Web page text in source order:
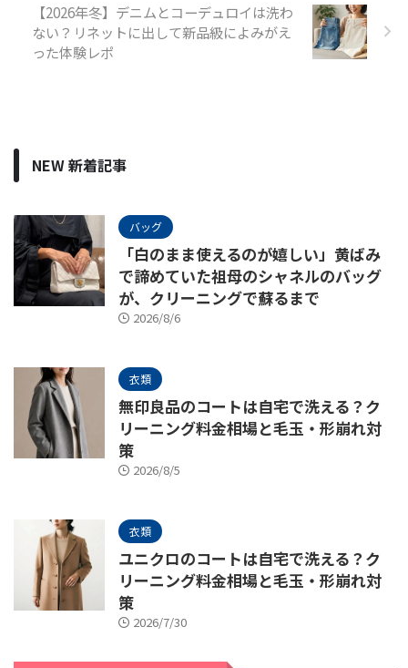
【2026年冬】デニムとコーデュロイは洗わ
ない？リネットに出して新品級によみがえ
った体験レポ
NEW 新着記事
バッグ
「白のまま使えるのが嬉しい」黄ばみ
で諦めていた祖母のシャネルのバッグ
が、クリーニングで蘇るまで
2026/8/6
衣類
無印良品のコートは自宅で洗える？ク
リーニング料金相場と毛玉・形崩れ対
策
2026/8/5
衣類
ユニクロのコートは自宅で洗える？ク
リーニング料金相場と毛玉・形崩れ対
策
2026/7/30